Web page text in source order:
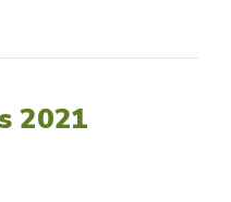
2021